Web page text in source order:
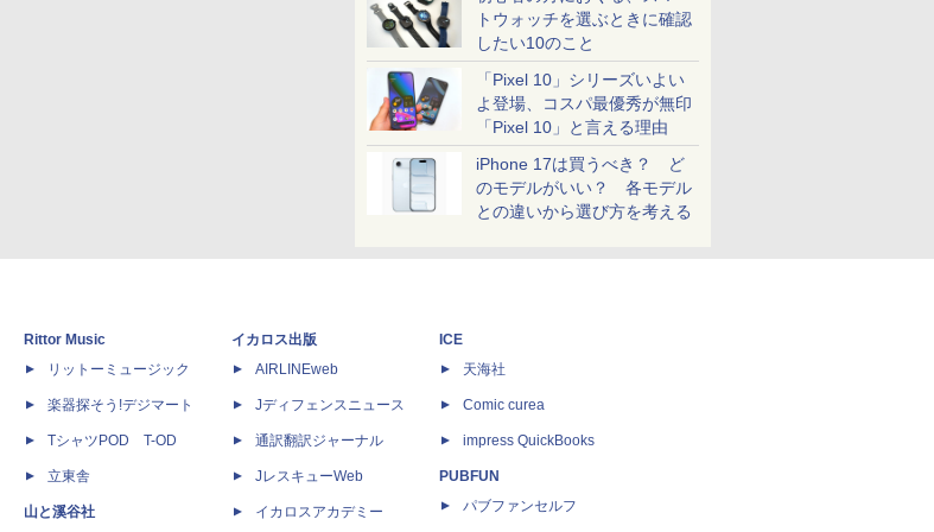
トウォッチを選ぶときに確認
したい10のこと
「Pixel 10」シリーズいよい
よ登場、コスパ最優秀が無印
「Pixel 10」と言える理由
iPhone 17は買うべき？ ど
のモデルがいい？ 各モデル
との違いから選び方を考える
Rittor Music
リットーミュージック
楽器探そう!デジマート
TシャツPOD T-OD
立東舎
山と溪谷社
イカロス出版
AIRLINEweb
Jディフェンスニュース
通訳翻訳ジャーナル
JレスキューWeb
イカロスアカデミー
ICE
天海社
Comic curea
impress QuickBooks
PUBFUN
パブファンセルフ